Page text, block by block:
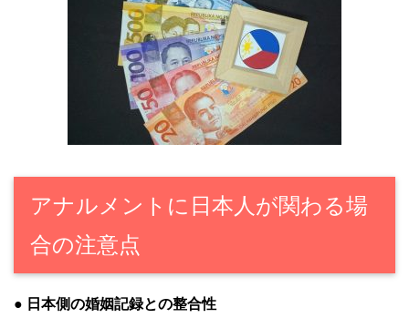
アナルメントに日本人が関わる場
合の注意点
● 日本側の婚姻記録との整合性